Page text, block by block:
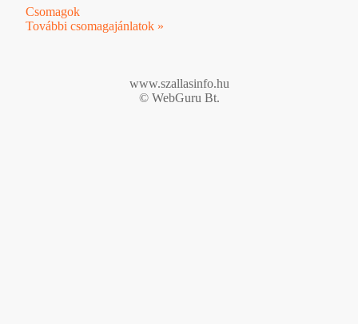
Csomagok
További csomagajánlatok »
www.szallasinfo.hu
© WebGuru Bt.